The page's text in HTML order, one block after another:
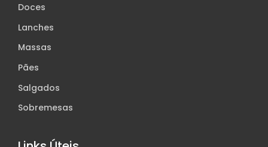
Doces
Lanches
Massas
Pães
Salgados
Sobremesas